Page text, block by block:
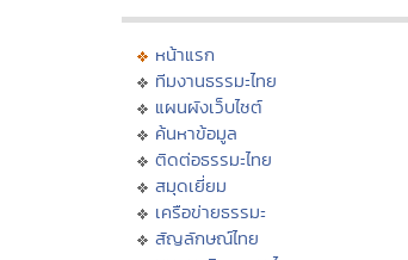
หน้าแรก
ทีมงานธรรมะไทย
แผนผังเว็บไซต์
ค้นหาข้อมูล
ติดต่อธรรมะไทย
สมุดเยี่ยม
เครือข่ายธรรมะ
สัญลักษณ์ไทย